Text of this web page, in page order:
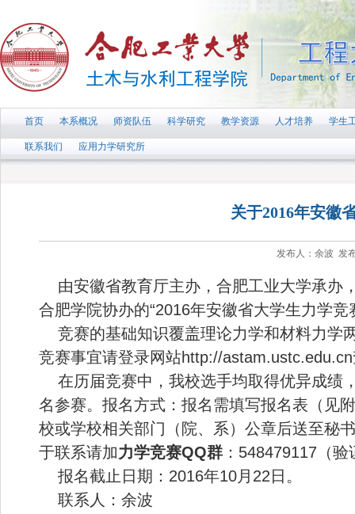
首页 本系概况 师资队伍 科学研究 教学资源 人才培养 学生
联系我们 应用力学研究所
关于2016年安徽
发布人：余波 发
由安徽省教育厅主办，合肥工业大学承办
合肥学院协办的“2016年安徽省大学生力学竞
竞赛的基础知识覆盖理论力学和材料力学
竞赛事宜请登录网站http://
在历届竞赛中，我校选手均取得优异成绩
名参赛。 报名方式：报名需填写报名表（见
校或学校相关部门（院、系）公章后送至秘
于联系请加力学竞赛QQ群 ：548479117（
报名截止日期：2016年10月22日。
联系人：余波